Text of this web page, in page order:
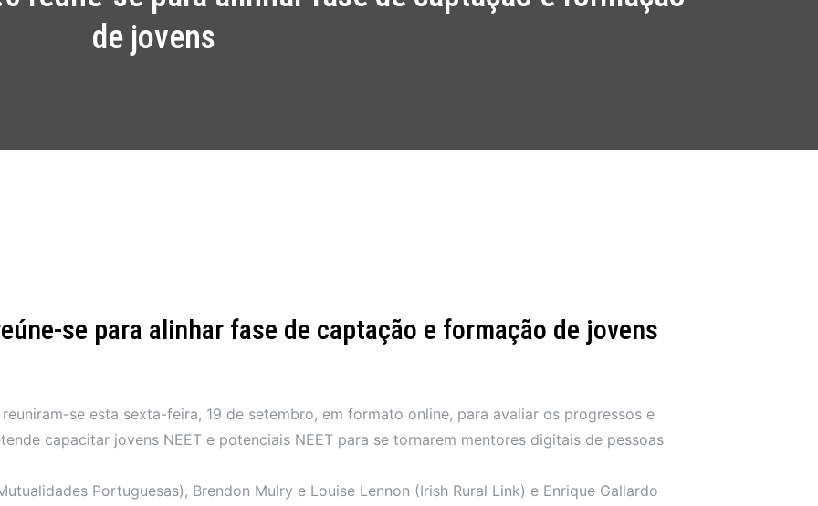
de jovens
se para alinhar fase de captação e formação de jovens
se esta sexta-feira, 19 de setembro, em formato online, para avaliar os progressos e
capacitar jovens NEET e potenciais NEET para se tornarem mentores digitais de pessoas
Portuguesas), Brendon Mulry e Louise Lennon (Irish Rural Link) e Enrique Gallardo